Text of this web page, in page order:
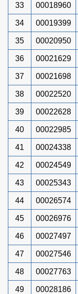
33 00018960
34 00019399
35 00020950
36 00021629
37 00021698
38 00022520
39 00022628
40 00022985
41 00024338
42 00024549
43 00025343
44 00026574
45 00026976
46 00027497
47 00027546
48 00027763
49 00028186